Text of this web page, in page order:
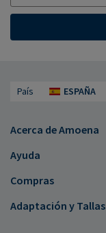
País ESPAÑA
Acerca de Amoena
Ayuda
Compras
Adaptación y Tallas